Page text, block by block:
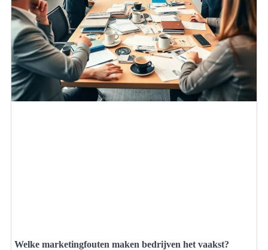
Welke marketingfouten maken bedrijven het vaakst?